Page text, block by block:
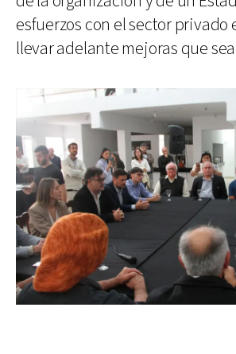
esfuerzos con el sector privado
llevar adelante mejoras que